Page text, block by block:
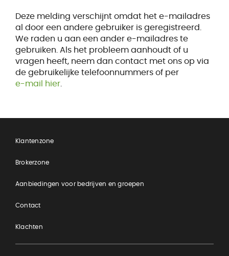
Deze melding verschijnt omdat het e-mailadres
al door een andere gebruiker is geregistreerd.
We raden u aan een ander e-mailadres te
gebruiken. Als het probleem aanhoudt of u
vragen heeft, neem dan contact met ons op via
de gebruikelijke telefoonnummers of per
e-mail hier.
Klantenzone
Brokerzone
Aanbiedingen voor bedrijven en groepen
Contact
Klachten